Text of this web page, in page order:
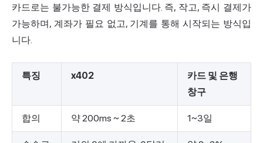
카드로는 불가능한 결제 방식입니다. 즉, 작고, 즉시 결제가
가능하며, 계좌가 필요 없고, 기계를 통해 시작되는 방식입
니다.
특징 x402
카드 및 은행
창구
합의 약 200ms ~ 2초 1~3일